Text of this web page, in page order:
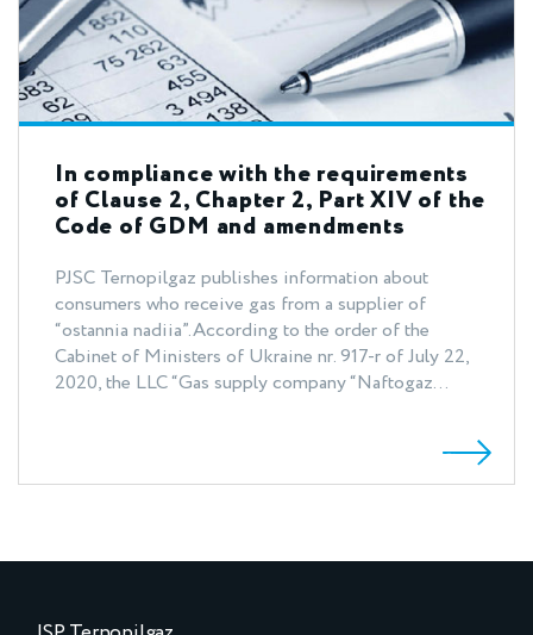
In compliance with the requirements
of Clause 2, Chapter 2, Part XIV of the
Code of GDM and amendments
NERCEP nr. 1909 of October 29, 2021
PJSC Ternopilgaz publishes information about
consumers who receive gas from a supplier of
“ostannia nadiia”.According to the order of the
Cabinet of Ministers of Ukraine nr. 917-r of July 22,
2020, the LLC “Gas supply company “Naftogaz...